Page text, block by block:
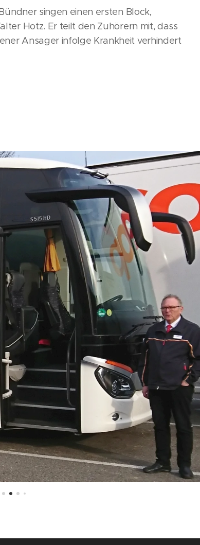
singen einen ersten Block,
Hotz. Er teilt den Zuhörern mit, dass
Ansager infolge Krankheit verhindert